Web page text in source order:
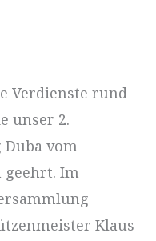
Verdienste rund
unser 2.
vom
geehrt. Im
Klaus